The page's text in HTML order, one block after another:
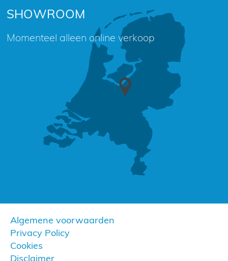
SHOWROOM
Momenteel alleen online verkoop
Algemene voorwaarden
Privacy Policy
Cookies
Disclaimer